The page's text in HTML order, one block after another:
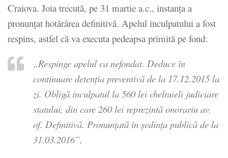
Craiova. Joia trecută, pe 31 martie a.c., instanţa a
pronunţat hotărârea definitivă. Apelul inculpatului a fost
respins, astfel că va executa pedeapsa primită pe fond:
„Respinge apelul ca nefondat. Deduce în
continuare detenţia preventivă de la 17.12.2015 la
zi. Obligă inculpatul la 560 lei cheltuieli judiciare
statului, din care 260 lei reprezintă onorariu av.
of. Definitivă. Pronunţată în şedinţa publică de la
31.03.2016”,